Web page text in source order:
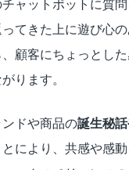
ャットボットに質
てきた上に遊び心
顧客にちょっとし
ります。
ンドや商品の誕生秘
により、共感や感